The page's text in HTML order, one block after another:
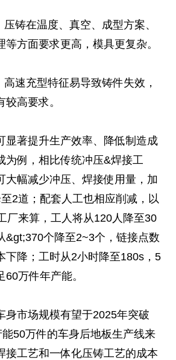
铸在温度、真空、成型方案、
等方面要求更高，模具更复杂。
速充型特征易导致铸件失效，
高要求。
显著提升生产效率、降低制造成
为例，相比传统冲压&焊接工
大幅减少冲压、焊接使用量，加
2道；配套人工也相应削减，以
厂来算，工人将从120人降至30
&gt;370个降至2~3个，链接点数
下降；工时从2小时降至180s，5
万件年产能。
身市场规模有望于2025年突破
50万件的车身后地板生产线来
接工艺和一体化压铸工艺的成本